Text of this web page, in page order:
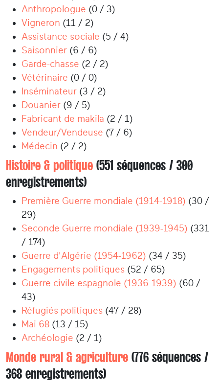
Anthropologue (0 / 3)
Vigneron (11 / 2)
Assistance sociale (5 / 4)
Saisonnier (6 / 6)
Garde-chasse (2 / 2)
Vétérinaire (0 / 0)
Inséminateur (3 / 2)
Douanier (9 / 5)
Fabricant de makila (2 / 1)
Vendeur/Vendeuse (7 / 6)
Médecin (2 / 2)
Histoire & politique (551 séquences / 300
enregistrements)
Première Guerre mondiale (1914-1918) (30 /
29)
Seconde Guerre mondiale (1939-1945) (331
/ 174)
Guerre d'Algérie (1954-1962) (34 / 35)
Engagements politiques (52 / 65)
Guerre civile espagnole (1936-1939) (60 /
43)
Réfugiés politiques (47 / 28)
Mai 68 (13 / 15)
Archéologie (2 / 1)
Monde rural & agriculture (776 séquences /
368 enregistrements)